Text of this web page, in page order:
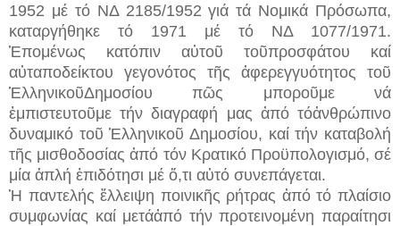
1952 μέ τό ΝΔ 2185/1952 γιά τά Νομικά Πρόσωπα,
καταργήθηκε τό 1971 μέ τό ΝΔ 1077/1971.
Ἑπομένως κατόπιν αὐτοῦ τοῦπροσφάτου καί
αὐταποδείκτου γεγονότος τῆς ἀφερεγγυότητος τοῦ
ἙλληνικοῦΔημοσίου πῶς μποροῦμε νά
ἐμπιστευτοῦμε τήν διαγραφή μας ἀπό τόἀνθρώπινο
δυναμικό τοῦ Ἑλληνικοῦ Δημοσίου, καί τήν καταβολή
τῆς μισθοδοσίας ἀπό τόν Κρατικό Προϋπολογισμό, σέ
μία ἁπλή ἐπιδότησι μέ ὅ,τι αὐτό συνεπάγεται.
Ἡ παντελής ἔλλειψη ποινικῆς ρήτρας ἀπό τό πλαίσιο
συμφωνίας καί μετάἀπό τήν προτεινομένη παραίτησι